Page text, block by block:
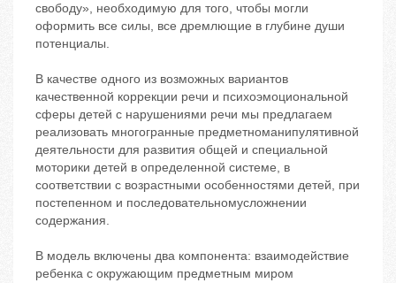
свободу», необходимую для того, чтобы могли
оформить все силы, все дремлющие в глубине души
потенциалы.
В качестве одного из возможных вариантов
качественной коррекции речи и психоэмоциональной
сферы детей с нарушениями речи мы предлагаем
реализовать многогранные предметноманипулятивной
деятельности для развития общей и специальной
моторики детей в определенной системе, в
соответствии с возрастными особенностями детей, при
постепенном и последовательномусложнении
содержания.
В модель включены два компонента: взаимодействие
ребенка с окружающим предметным миром